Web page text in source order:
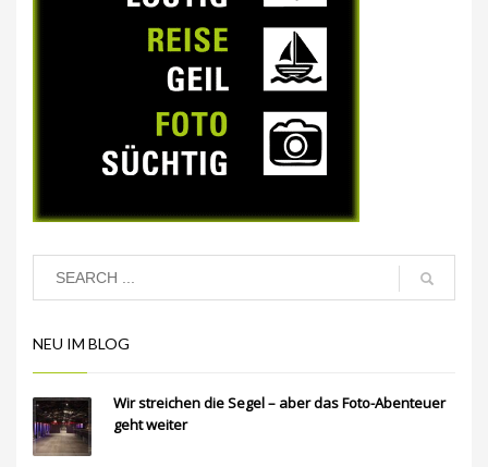
NEU IM BLOG
Wir streichen die Segel – aber das Foto-Abenteuer
geht weiter